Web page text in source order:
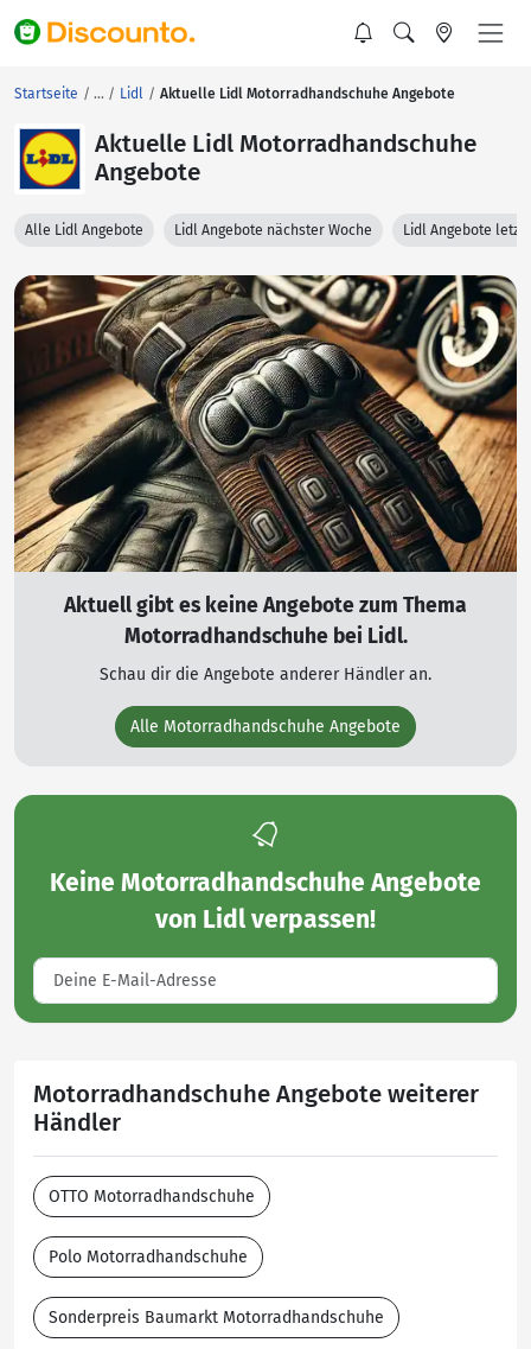
Startseite Lidl Aktuelle Lidl Motorradhandschuhe Angebote
Aktuelle Lidl Motorradhandschuhe
Angebote
Alle Lidl Angebote Lidl Angebote nächster Woche Lidl Angebote
Aktuell gibt es keine Angebote zum Thema
Motorradhandschuhe bei Lidl.
Schau dir die Angebote anderer Händler an.
Alle Motorradhandschuhe Angebote
Keine Motorradhandschuhe Angebote
von Lidlverpassen!
Motorradhandschuhe Angebote weiterer
Händler
OTTO Motorradhandschuhe
Polo Motorradhandschuhe
Sonderpreis Baumarkt Motorradhandschuhe